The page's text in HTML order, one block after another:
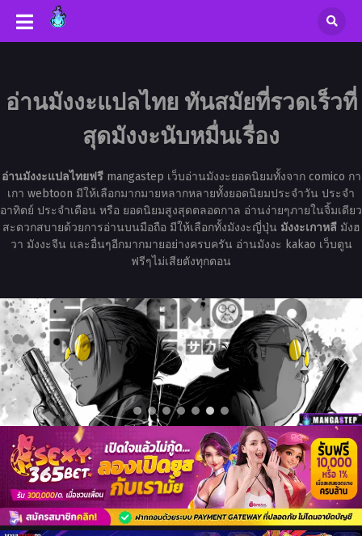
อ่านมังงะแปลไทย ทันสมัยที่รวดเร็วที่
สุดมังงะนับหมื่นเรื่อง
อ่านมังงะแปลไทยฟรีmangastep เว็บอ่านมังงะยอดนิยมทั้งจาก comico กา
เกา webtoon มีให้เลือกมากมายหลากหลายทั้งยอดนิยมประจำวัน ประจำ
อาทิตย์ ประจำเดือน หรือ ยอดนิยมสูงสุดตลอดกาล อ่านง่ายๆภายในจิ้มเดียว
สะดวกสบายด้วยการอ่านบนมือถือ มีให้เลือกทั้งมังงะญี่ปุ่น มังงะเกาหลีมังฮ
วา มังงะจีน และอื่นๆอีกมากมายอย่างครบครัน อ่านมังงะ kakao เว็บตูน
ฟรีๆไม่เสียตังทุกตอน